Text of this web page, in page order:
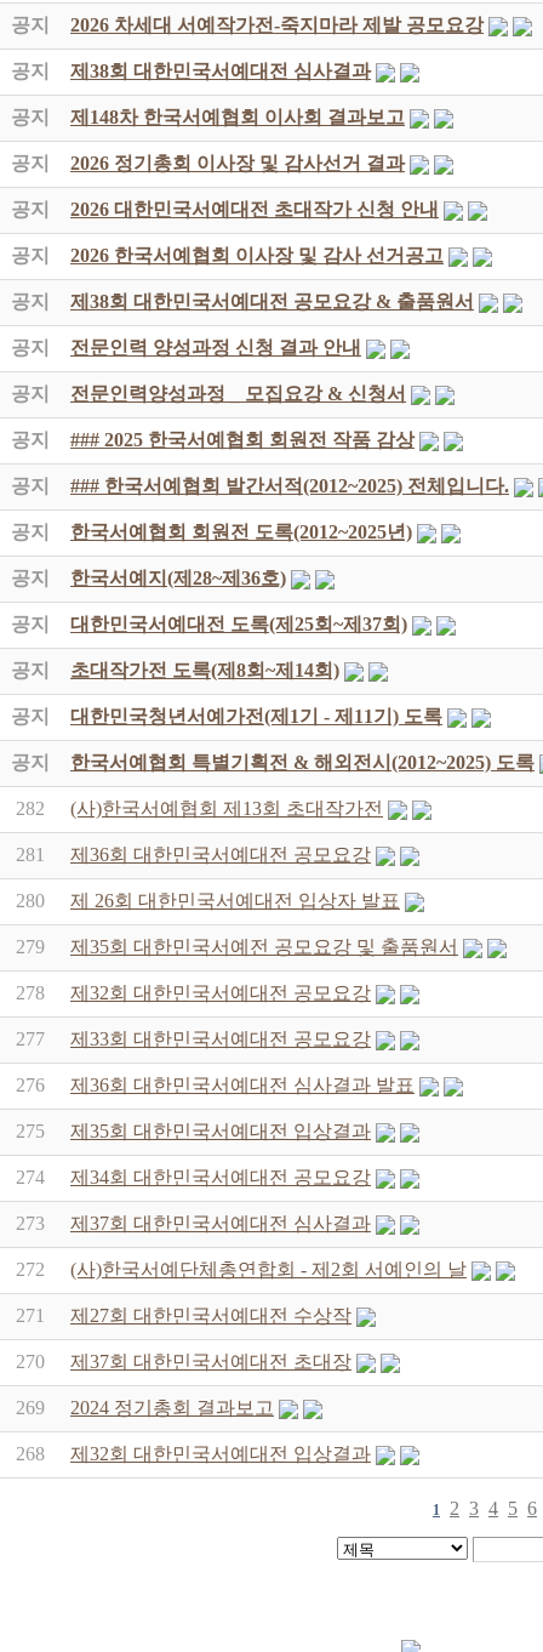
공지 2026 차세대 서예작가전-죽지마라 제발 공모요강
공지 제38회 대한민국서예대전 심사결과
공지 제148차 한국서예협회 이사회 결과보고
공지 2026 정기총회 이사장 및 감사선거 결과
공지 2026 대한민국서예대전 초대작가 신청 안내
공지 2026 한국서예협회 이사장 및 감사 선거공고
공지 제38회 대한민국서예대전 공모요강 & 출품원서
공지 전문인력 양성과정 신청 결과 안내
공지 전문인력양성과정 _ 모집요강 & 신청서
공지 ### 2025 한국서예협회 회원전 작품 감상
공지 ### 한국서예협회 발간서적(2012~2025) 전체입니다.
공지 한국서예협회 회원전 도록(2012~2025년)
공지 한국서예지(제28~제36호)
공지 대한민국서예대전 도록(제25회~제37회)
공지 초대작가전 도록(제8회~제14회)
공지 대한민국청년서예가전(제1기 - 제11기) 도록
공지 한국서예협회 특별기획전 & 해외전시(2012~2025) 도록
282 (사)한국서예협회 제13회 초대작가전
281 제36회 대한민국서예대전 공모요강
280 제 26회 대한민국서예대전 입상자 발표
279 제35회 대한민국서예전 공모요강 및 출품원서
278 제32회 대한민국서예대전 공모요강
277 제33회 대한민국서예대전 공모요강
276 제36회 대한민국서예대전 심사결과 발표
275 제35회 대한민국서예대전 입상결과
274 제34회 대한민국서예대전 공모요강
273 제37회 대한민국서예대전 심사결과
272 (사)한국서예단체총연합회 - 제2회 서예인의 날
271 제27회 대한민국서예대전 수상작
270 제37회 대한민국서예대전 초대장
269 2024 정기총회 결과보고
268 제32회 대한민국서예대전 입상결과
1 2 3 4 5 6